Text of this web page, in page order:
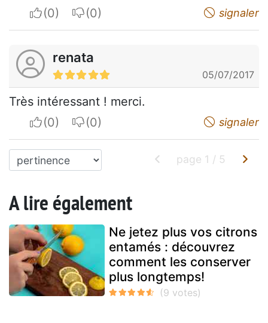
I apreciateI do not appreciate signaler
renata
05/07/2017
Très intéressant ! merci.
I apreciateI do not appreciate signaler
page 1 / 5
A lire également
Ne jetez plus vos citrons
entamés : découvrez
comment les conserver
plus longtemps!